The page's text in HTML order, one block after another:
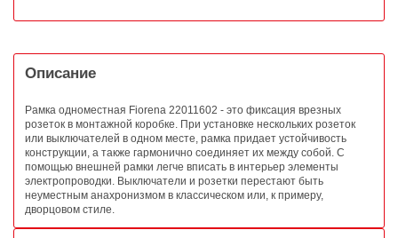
Описание
Рамка одноместная Fiorena 22011602 - это фиксация врезных
розеток в монтажной коробке. При установке нескольких розеток
или выключателей в одном месте, рамка придает устойчивость
конструкции, а также гармонично соединяет их между собой. С
помощью внешней рамки легче вписать в интерьер элементы
электропроводки. Выключатели и розетки перестают быть
неуместным анахронизмом в классическом или, к примеру,
дворцовом стиле.